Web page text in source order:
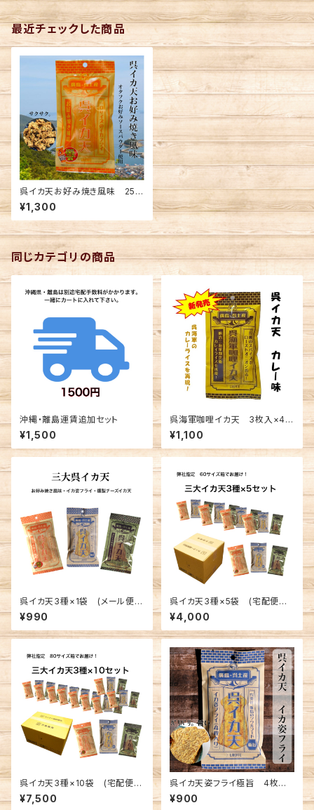
最近チェックした商品
呉イカ天お好み焼き風味 25ｇ
入×5袋セット(メール便送料込
み) ※複数個の注文不可
¥1,300
同じカテゴリの商品
沖縄・離島運賃追加セット
¥1,500
呉海軍咖哩イカ天 3枚入×4袋
セット(メール便送料込み) ※
複数個の注文不可
¥1,100
呉イカ天3種×1袋 (メール便送
料込み) ※複数個の注文不可
¥990
呉イカ天3種×5袋 (宅配便手
数料無料)
¥4,000
呉イカ天3種×10袋 (宅配便手
数料無料)
¥7,500
呉イカ天姿フライ極旨 4枚入×
4袋セット(メール便送料込み)
※複数個の注文不可
¥900